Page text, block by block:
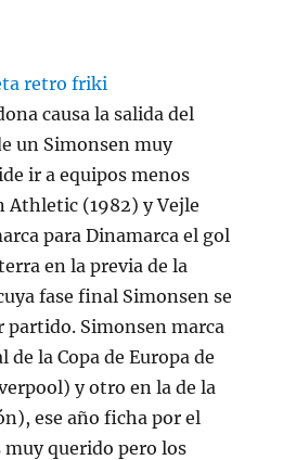
causa la salida del
un Simonsen muy
ir a equipos menos
Athletic (1982) y Vejle
para Dinamarca el gol
en la previa de la
fase final Simonsen se
partido. Simonsen marca
la Copa de Europa de
y otro en la de la
ese año ficha por el
muy querido pero los